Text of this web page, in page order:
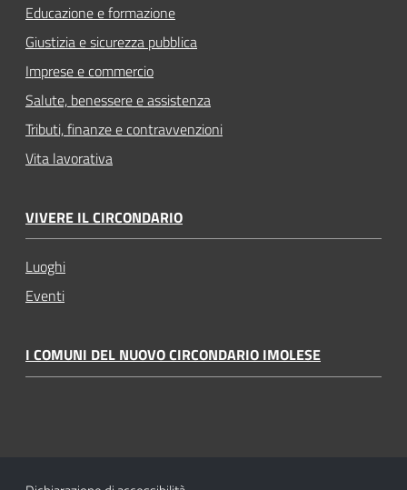
Educazione e formazione
Giustizia e sicurezza pubblica
Imprese e commercio
Salute, benessere e assistenza
Tributi, finanze e contravvenzioni
Vita lavorativa
VIVERE IL CIRCONDARIO
Luoghi
Eventi
I COMUNI DEL NUOVO CIRCONDARIO IMOLESE